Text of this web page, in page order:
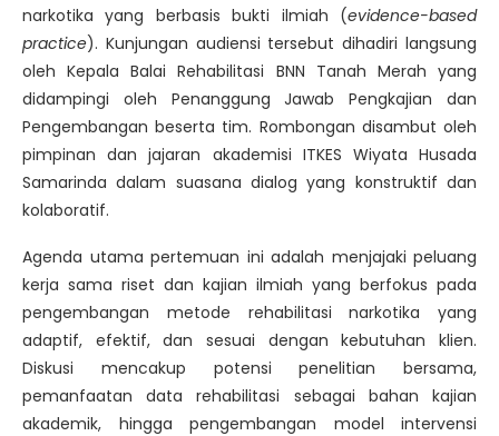
narkotika yang berbasis bukti ilmiah (evidence-based
practice). Kunjungan audiensi tersebut dihadiri langsung
oleh Kepala Balai Rehabilitasi BNN Tanah Merah yang
didampingi oleh Penanggung Jawab Pengkajian dan
Pengembangan beserta tim. Rombongan disambut oleh
pimpinan dan jajaran akademisi ITKES Wiyata Husada
Samarinda dalam suasana dialog yang konstruktif dan
kolaboratif.
Agenda utama pertemuan ini adalah menjajaki peluang
kerja sama riset dan kajian ilmiah yang berfokus pada
pengembangan metode rehabilitasi narkotika yang
adaptif, efektif, dan sesuai dengan kebutuhan klien.
Diskusi mencakup potensi penelitian bersama,
pemanfaatan data rehabilitasi sebagai bahan kajian
akademik, hingga pengembangan model intervensi